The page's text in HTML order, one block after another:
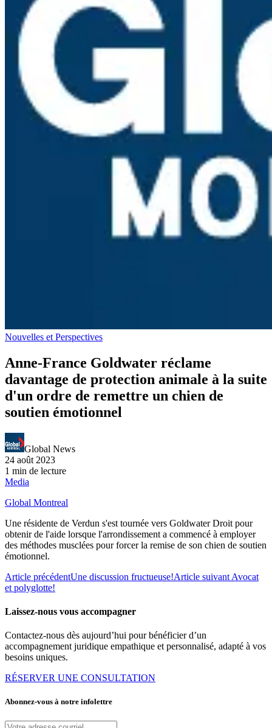
Nouvelles et Perspectives
Anne-France Goldwater réclame
davantage de protection animale à la suite
d'un ordre de remettre un chien de
soutien émotionnel
Global News
24 août 2023
1 min de lecture
Media
Global Montreal
Une résidente de Verdun s'est tournée vers Goldwater Droit pour
obtenir de l'aide lorsque l'arrondissement a commencé à employer
des méthodes musclées pour forcer la remise de son chien de soutien
émotionnel.
Article précédentUne discussion fructueuse!Article suivant Avocat
et polyglotte!
Laissez-nous vous accompagner
Contactez-nous dès aujourd’hui pour bénéficier d’un
accompagnement juridique empathique et personnalisé, adapté à vos
besoins uniques.
RÉSERVER UNE CONSULTATION
Abonnez-vous à notre infolettre